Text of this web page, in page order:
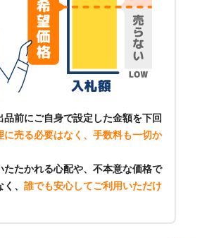
品前にご自身で設定した金額を下回
に売る必要はなく、手数料も一切か
たたかれる心配や、不本意な価格で
、 誰でも安心してご利用いただけ